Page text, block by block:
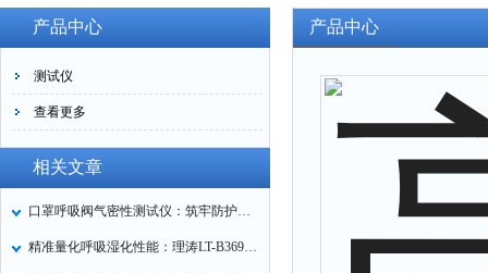
产品中心
测试仪
查看更多
相关文章
口罩呼吸阀气密性测试仪：筑牢防护口罩的质量关卡
精准量化呼吸湿化性能：理涛LT-B369湿化器数据采集装置技术解析
产品中心